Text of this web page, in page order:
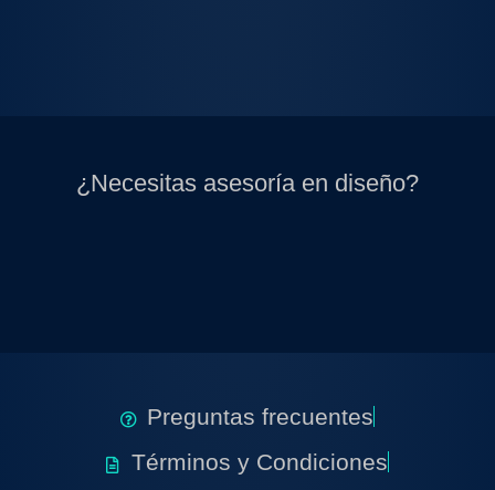
¿Necesitas asesoría en diseño?
Preguntas frecuentes
Términos y Condiciones